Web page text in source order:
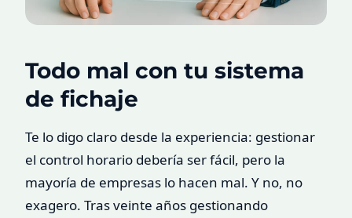
Todo mal con tu sistema
de fichaje
Te lo digo claro desde la experiencia: gestionar
el control horario debería ser fácil, pero la
mayoría de empresas lo hacen mal. Y no, no
exagero. Tras veinte años gestionando